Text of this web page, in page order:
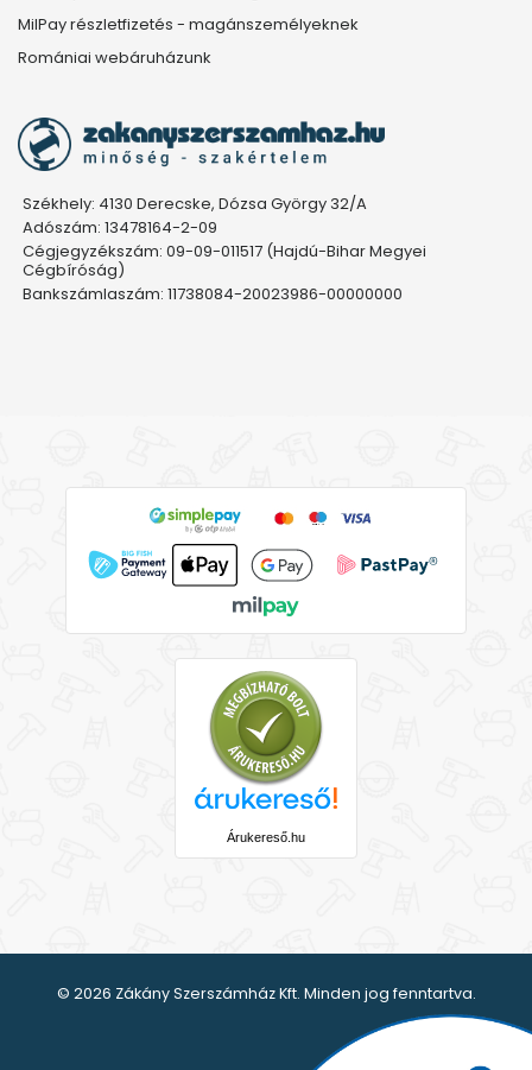
MilPay részletfizetés - magánszemélyeknek
Romániai webáruházunk
Székhely: 4130 Derecske, Dózsa György 32/A
Adószám: 13478164-2-09
Cégjegyzékszám: 09-09-011517 (Hajdú-Bihar Megyei
Cégbíróság)
Bankszámlaszám: 11738084-20023986-00000000
Árukereső.hu
© 2026 Zákány Szerszámház Kft. Minden jog fenntartva.